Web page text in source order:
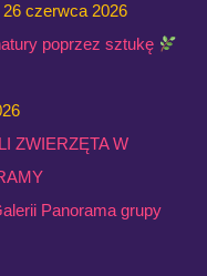
26 czerwca 2026
poprzez sztukę
ZWIERZĘTA W
Panorama grupy